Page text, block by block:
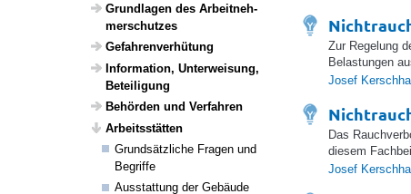
Grund­lagen des Arbeit­neh­
mer­schutzes
Gefah­ren­ver­hü­tung
Infor­ma­tion, Unter­wei­sung,
Betei­li­gung
Behörden und Verfahren
Arbeits­s­tätten
Grund­sätz­liche Fragen und
Begriffe
Ausstat­tung der Gebäude
Zur Regelung
Belastungen
Josef
Das
diesem
Josef